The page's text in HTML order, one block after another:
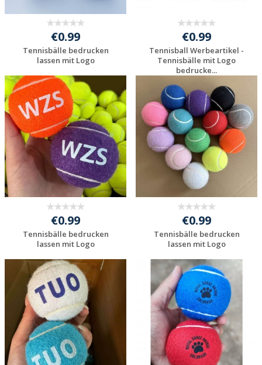
€0.99
Tennisbälle bedrucken
lassen mit Logo
Jetzt Angebot
anfordern
€0.99
Tennisball Werbeartikel -
Tennisbälle mit Logo
bedrucke...
Jetzt Angebot
anfordern
€0.99
Tennisbälle bedrucken
lassen mit Logo
Jetzt Angebot
anfordern
€0.99
Tennisbälle bedrucken
lassen mit Logo
Jetzt Angebot
anfordern